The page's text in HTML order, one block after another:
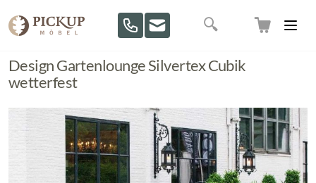
Suche
Design Gartenlounge Silvertex Cubik
wetterfest